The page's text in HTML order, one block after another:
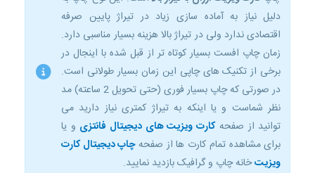
دلیل نیاز به آماده سازی زیاد در تیراژ پایین صرفه
اقتصادی ندارد ولی در تیراژ بالا هزینه بسیار مناسبی دارد.
زمان چاپ افست بسیار کوتاه تر از قبل شده با اینجال در
برخی از تکنیک های چاپی این زمان بسیار طولانی است.
در صورتی که چاپ بسیار فوری (حتی تحویل 2 ساعته) مد
نظر شماست و یا اینکه به تیراژ کمتری نیاز دارید می
توانید از صفحهکارت ویزیت های دیجیتال فانتزی و یا
برای مشاهده تمام کارت ها از صفحهچاپ دیجیتال کارت
ویزیتخانه چاپ و گرافیک بازدید نمایید.